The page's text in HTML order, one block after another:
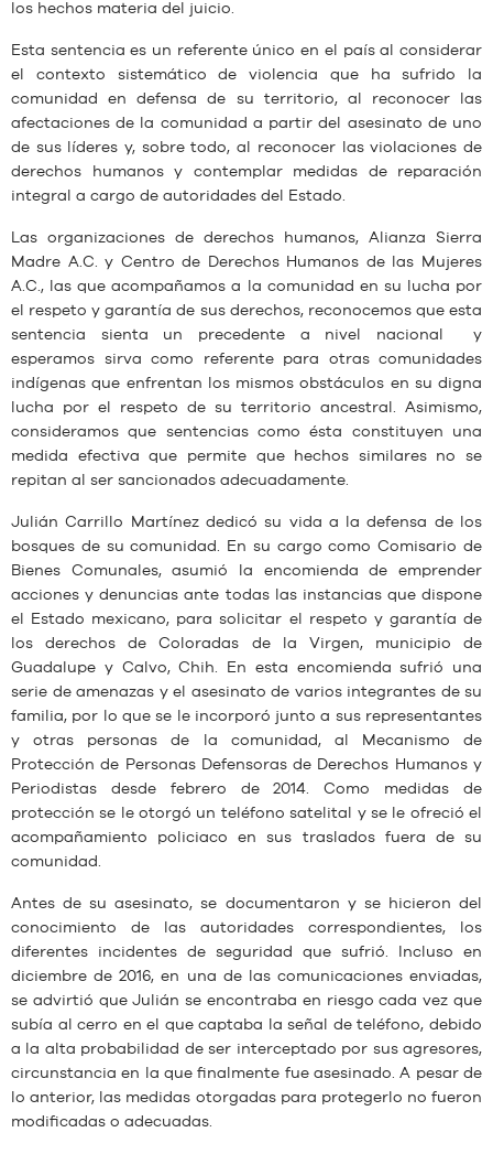
los hechos materia del juicio.
Esta sentencia es un referente único en el país al considerar
el contexto sistemático de violencia que ha sufrido la
comunidad en defensa de su territorio, al reconocer las
afectaciones de la comunidad a partir del asesinato de uno
de sus líderes y, sobre todo, al reconocer las violaciones de
derechos humanos y contemplar medidas de reparación
integral a cargo de autoridades del Estado.
Las organizaciones de derechos humanos, Alianza Sierra
Madre A.C. y Centro de Derechos Humanos de las Mujeres
A.C., las que acompañamos a la comunidad en su lucha por
el respeto y garantía de sus derechos, reconocemos que esta
sentencia sienta un precedente a nivel nacional y
esperamos sirva como referente para otras comunidades
indígenas que enfrentan los mismos obstáculos en su digna
lucha por el respeto de su territorio ancestral. Asimismo,
consideramos que sentencias como ésta constituyen una
medida efectiva que permite que hechos similares no se
repitan al ser sancionados adecuadamente.
Julián Carrillo Martínez dedicó su vida a la defensa de los
bosques de su comunidad. En su cargo como Comisario de
Bienes Comunales, asumió la encomienda de emprender
acciones y denuncias ante todas las instancias que dispone
el Estado mexicano, para solicitar el respeto y garantía de
los derechos de Coloradas de la Virgen, municipio de
Guadalupe y Calvo, Chih. En esta encomienda sufrió una
serie de amenazas y el asesinato de varios integrantes de su
familia, por lo que se le incorporó junto a sus representantes
y otras personas de la comunidad, al Mecanismo de
Protección de Personas Defensoras de Derechos Humanos y
Periodistas desde febrero de 2014. Como medidas de
protección se le otorgó un teléfono satelital y se le ofreció el
acompañamiento policiaco en sus traslados fuera de su
comunidad.
Antes de su asesinato, se documentaron y se hicieron del
conocimiento de las autoridades correspondientes, los
diferentes incidentes de seguridad que sufrió. Incluso en
diciembre de 2016, en una de las comunicaciones enviadas,
se advirtió que Julián se encontraba en riesgo cada vez que
subía al cerro en el que captaba la señal de teléfono, debido
a la alta probabilidad de ser interceptado por sus agresores,
circunstancia en la que finalmente fue asesinado. A pesar de
lo anterior, las medidas otorgadas para protegerlo no fueron
modificadas o adecuadas.